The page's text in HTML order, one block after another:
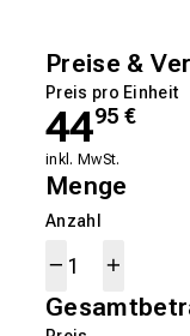
Preise &
Preis pro Einheit
4495 €
inkl. MwSt.
Menge
Anzahl